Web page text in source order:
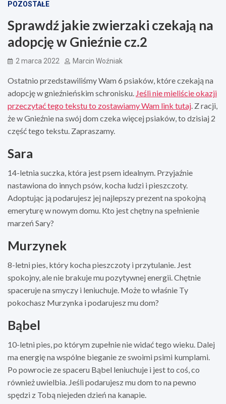
POZOSTAŁE
Sprawdź jakie zwierzaki czekają na
adopcję w Gnieźnie cz.2
2 marca 2022 Marcin Woźniak
Ostatnio przedstawiliśmy Wam 6 psiaków, które czekają na
adopcję w gnieźnieńskim schronisku. Jeśli nie mieliście okazji
przeczytać tego tekstu to zostawiamy Wam link tutaj. Z racji,
że w Gnieźnie na swój dom czeka więcej psiaków, to dzisiaj 2
część tego tekstu. Zapraszamy.
Sara
14-letnia suczka, która jest psem idealnym. Przyjaźnie
nastawiona do innych psów, kocha ludzi i pieszczoty.
Adoptując ją podarujesz jej najlepszy prezent na spokojną
emeryturę w nowym domu. Kto jest chętny na spełnienie
marzeń Sary?
Murzynek
8-letni pies, który kocha pieszczoty i przytulanie. Jest
spokojny, ale nie brakuje mu pozytywnej energii. Chętnie
spaceruje na smyczy i leniuchuje. Może to właśnie Ty
pokochasz Murzynka i podarujesz mu dom?
Bąbel
10-letni pies, po którym zupełnie nie widać tego wieku. Dalej
ma energię na wspólne bieganie ze swoimi psimi kumplami.
Po powrocie ze spaceru Bąbel leniuchuje i jest to coś, co
również uwielbia. Jeśli podarujesz mu dom to na pewno
spędzi z Tobą niejeden dzień na kanapie.